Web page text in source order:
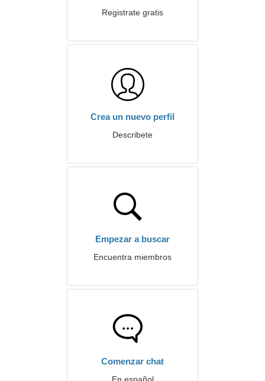
Registrate gratis
Crea un nuevo perfil
Describete
Empezar a buscar
Encuentra miembros
Comenzar chat